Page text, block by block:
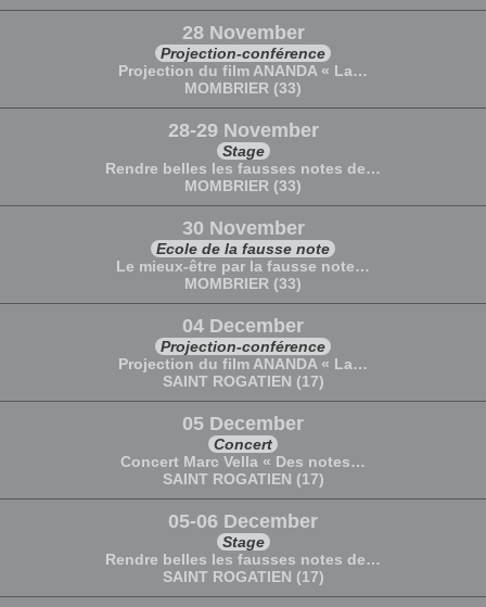
28 November
Projection-conférence
Projection du film ANANDA « La…
MOMBRIER (33)
28-29 November
Stage
Rendre belles les fausses notes de…
MOMBRIER (33)
30 November
Ecole de la fausse note
Le mieux-être par la fausse note…
MOMBRIER (33)
04 December
Projection-conférence
Projection du film ANANDA « La…
SAINT ROGATIEN (17)
05 December
Concert
Concert Marc Vella « Des notes…
SAINT ROGATIEN (17)
05-06 December
Stage
Rendre belles les fausses notes de…
SAINT ROGATIEN (17)